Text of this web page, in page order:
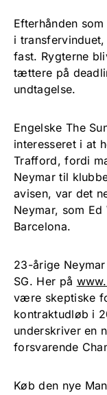
Efterhånden
i
fast. Rygterne
tættere på
undtagelse.
Engelske The
interesseret i at
Trafford, fordi
Neymar til
avisen, var det
Neymar, som
Barcelona.
23-årige
SG. Her på
være skeptiske
kontraktudløb i
underskriver en
forsvarende
Køb den nye